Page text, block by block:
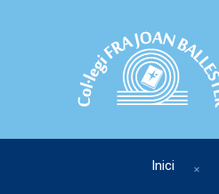
Inici